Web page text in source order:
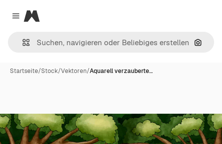
Close menu
Magnific
Nach
Startseite/Stock/Vektoren/Aquarell verzauberte…